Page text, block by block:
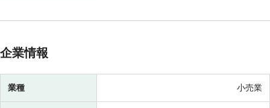
企業情報
業種 小売業